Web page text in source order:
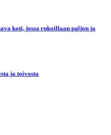
koti, jossa rukoillaan paljon ja
ja toivosta